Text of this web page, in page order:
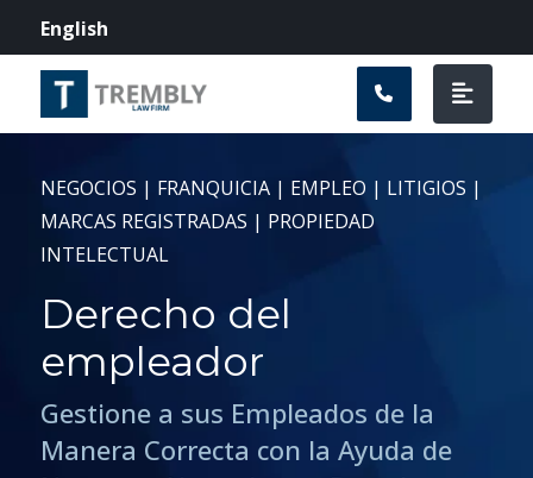
English
NEGOCIOS | FRANQUICIA | EMPLEO | LITIGIOS |
MARCAS REGISTRADAS | PROPIEDAD
INTELECTUAL
Derecho del
empleador
Gestione a sus Empleados de la
Manera Correcta con la Ayuda de